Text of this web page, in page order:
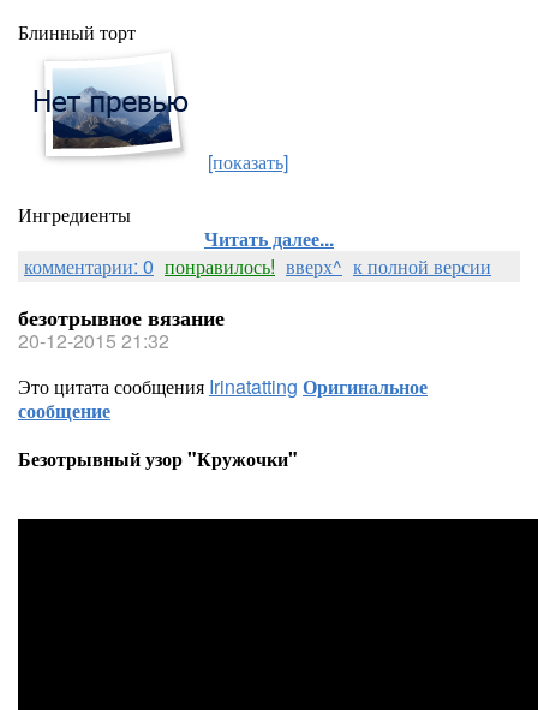
Блинный торт
[показать]
Ингредиенты
Читать далее...
комментарии: 0 понравилось! вверх^ к полной версии
безотрывное вязание
20-12-2015 21:32
Это цитата сообщения Irinatatting Оригинальное
сообщение
Безотрывный узор "Кружочки"